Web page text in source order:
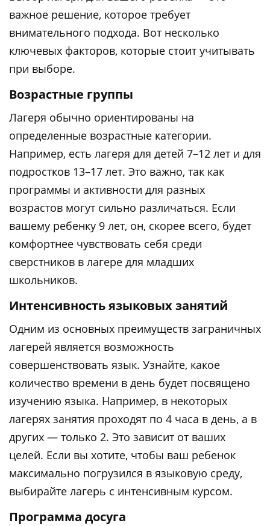
важное решение, которое требует
внимательного подхода. Вот несколько
ключевых факторов, которые стоит учитывать
при выборе.
Возрастные группы
Лагеря обычно ориентированы на
определенные возрастные категории.
Например, есть лагеря для детей 7–12 лет и для
подростков 13–17 лет. Это важно, так как
программы и активности для разных
возрастов могут сильно различаться. Если
вашему ребенку 9 лет, он, скорее всего, будет
комфортнее чувствовать себя среди
сверстников в лагере для младших
школьников.
Интенсивность языковых занятий
Одним из основных преимуществ заграничных
лагерей является возможность
совершенствовать язык. Узнайте, какое
количество времени в день будет посвящено
изучению языка. Например, в некоторых
лагерях занятия проходят по 4 часа в день, а в
других — только 2. Это зависит от ваших
целей. Если вы хотите, чтобы ваш ребенок
максимально погрузился в языковую среду,
выбирайте лагерь с интенсивным курсом.
Программа досуга